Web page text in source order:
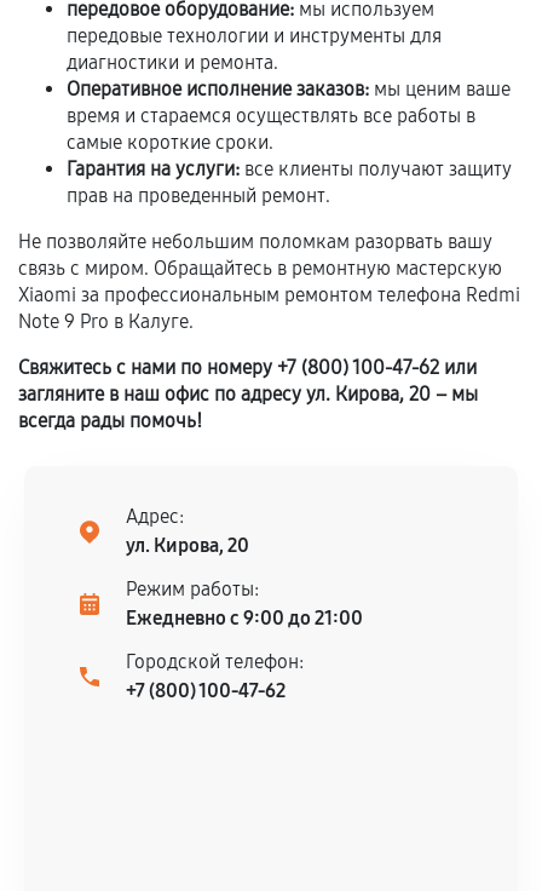
соблюдены следующие условия:
Предоставленные детали подходят по
техническим параметрам и не имеют внешних
дефектов.
Установка была выполнена нашим сервисным
центром.
остается на стороне производителя или
продавца. За качество сторонних деталей
сервисный центр ответственности не несет.
передовое оборудование: мы используем
передовые технологии и инструменты для
диагностики и ремонта.
Оперативное исполнение заказов: мы ценим ваше
время и стараемся осуществлять все работы в
самые короткие сроки.
Гарантия на услуги: все клиенты получают защиту
прав на проведенный ремонт.
Не позволяйте небольшим поломкам разорвать вашу
связь с миром. Обращайтесь в ремонтную мастерскую
Xiaomi за профессиональным ремонтом телефона Redmi
Note 9 Pro в Калуге.
Свяжитесь с нами по номеру +7 (800) 100-47-62 или
загляните в наш офис по адресу ул. Кирова, 20 – мы
всегда рады помочь!
Адрес:
ул. Кирова, 20
Режим работы:
Ежедневно с 9:00 до 21:00
Городской телефон:
+7 (800) 100-47-62